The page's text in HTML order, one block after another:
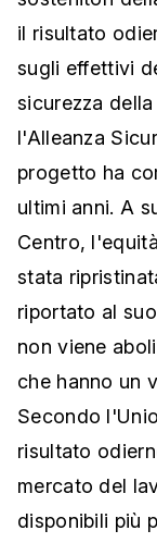
il risultato
sugli effettivi
sicurezza
l'Alleanza
progetto ha
ultimi anni. A
Centro,
stata
riportato al
non viene
che hanno un
Secondo
risultato
mercato del
disponibili più